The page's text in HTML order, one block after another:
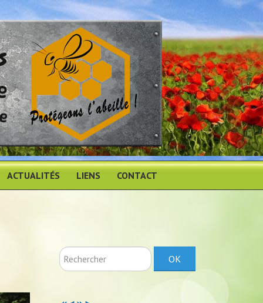
ACTUALITÉS LIENS CONTACT
Rechercher OK
Année
MoisAnnée
Mois